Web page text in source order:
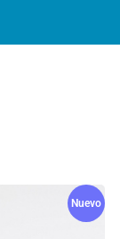
Nuevo